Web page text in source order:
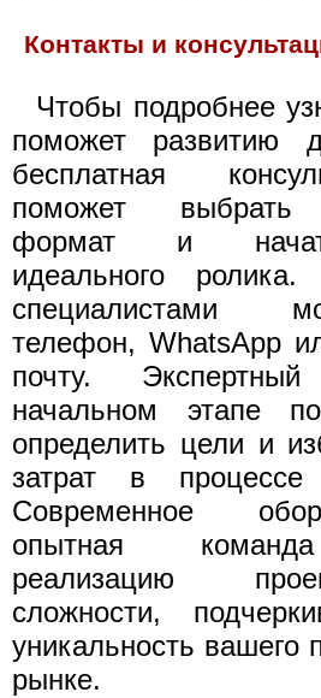
Контакты и
Чтобы подробнее
поможет развитию
бесплатная
поможет выбрать
формат и
идеального
специалистами
телефон, WhatsApp
почту.
начальном этапе
определить цели и
затрат в процессе
Современное
опытная
реализацию
сложности,
уникальность вашего
рынке.